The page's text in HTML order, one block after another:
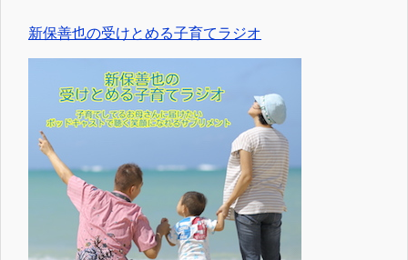
新保善也の受けとめる子育てラジオ